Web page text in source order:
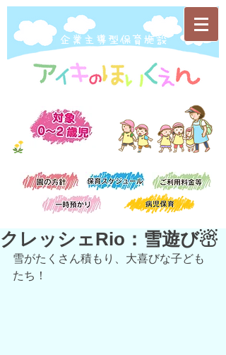
​企業主導型保育施設
クレッシェRio：雪遊び☃
雪がたくさん積もり、大喜びな子ども
たち！